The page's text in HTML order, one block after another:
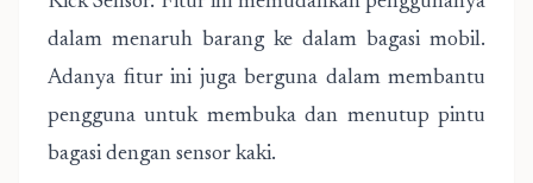
dalam menaruh barang ke dalam bagasi mobil.
Adanya fitur ini juga berguna dalam membantu
pengguna untuk membuka dan menutup pintu
bagasi dengan sensor kaki.